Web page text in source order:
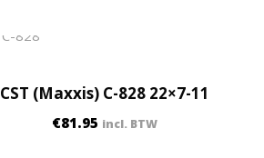
CST (Maxxis) C-828 22×7-11
€81.95 incl. BTW